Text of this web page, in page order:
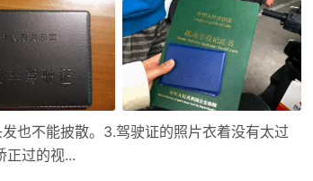
也不能披散。3.驾驶证的照片衣着没有太过
正过的视...